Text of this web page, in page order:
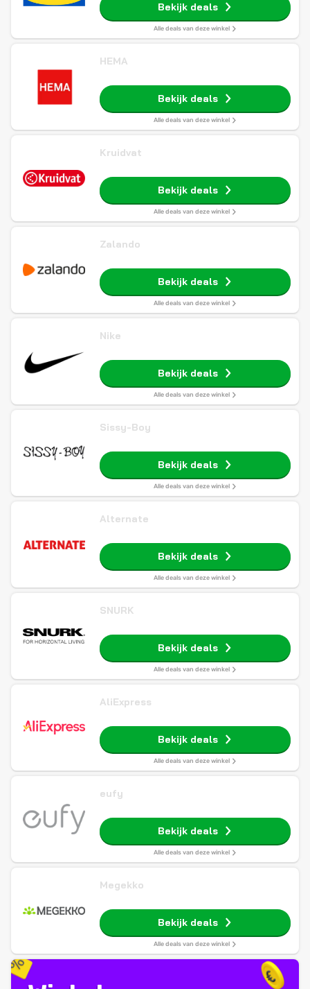
Bekijk deals
Alle deals van deze winkel
HEMA
Bekijk deals
Alle deals van deze winkel
Kruidvat
Bekijk deals
Alle deals van deze winkel
Zalando
Bekijk deals
Alle deals van deze winkel
Nike
Bekijk deals
Alle deals van deze winkel
Sissy-Boy
Bekijk deals
Alle deals van deze winkel
Alternate
Bekijk deals
Alle deals van deze winkel
SNURK
Bekijk deals
Alle deals van deze winkel
AliExpress
Bekijk deals
Alle deals van deze winkel
eufy
Bekijk deals
Alle deals van deze winkel
Megekko
Bekijk deals
Alle deals van deze winkel